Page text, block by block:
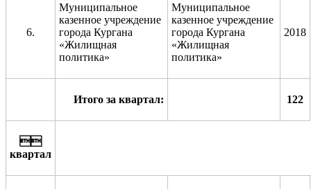
6.
Муниципальное
казенное учреждение
города Кургана
«Жилищная
политика»
Муниципальное
казенное учреждение
города Кургана
«Жилищная
политика»
2018
Итого за квартал: 122

квартал